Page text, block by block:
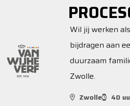
Wil jij werken
bijdragen aan
duurzaam
Zwolle.
Zwolle 40